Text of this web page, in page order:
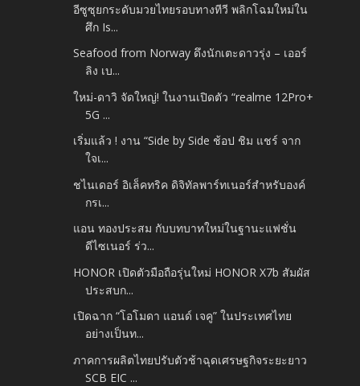
อีซูซุยกระดับมวยไทยรอบทางทีวี พลิกโฉมใหม่ใน
ศึก Is...
Seafood from Norway ดึงนักเตะดาวรุ่ง – เออร์
ลิง เบ...
ใหม่-ดาวิ จัดใหญ่! ในงานเปิดตัว “realme 12Pro+
5G ...
เริ่มแล้ว ! งาน “Side by Side ช้อป ชิม แชร์ จาก
ใจเ...
ชไนเดอร์ อิเล็คทริค ดิจิทัลพาร์ทเนอร์สำหรับองค์
กรเ...
แอน ทองประสม กับบทบาทใหม่ในฐานะแฟชั่น
ดีไซเนอร์ ร่ว...
HONOR เปิดตัวมือถือรุ่นใหม่ HONOR X7b สัมผัส
ประสบก...
เปิดฉาก “โอโมดา แอนด์ เจคู” ในประเทศไทย
อย่างเป็นท...
ภาคการผลิตไทยปรับตัวช้าฉุดเศรษฐกิจระยะยาว
SCB EIC ...